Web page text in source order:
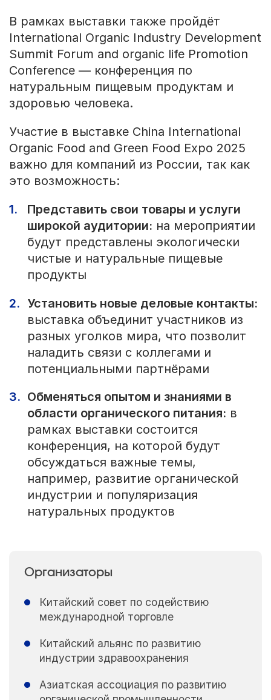
В рамках выставки также пройдёт
International Organic Industry Development
Summit Forum and organic life Promotion
Conference — конференция по
натуральным пищевым продуктам и
здоровью человека.
Участие в выставке China International
Organic Food and Green Food Expo 2025
важно для компаний из России, так как
это возможность:
Представить свои товары и услуги
широкой аудитории: на мероприятии
будут представлены экологически
чистые и натуральные пищевые
продукты
Установить новые деловые контакты:
выставка объединит участников из
разных уголков мира, что позволит
наладить связи с коллегами и
потенциальными партнёрами
Обменяться опытом и знаниями в
области органического питания: в
рамках выставки состоится
конференция, на которой будут
обсуждаться важные темы,
например, развитие органической
индустрии и популяризация
натуральных продуктов
Организаторы
Китайский совет по содействию
международной торговле
Китайский альянс по развитию
индустрии здравоохранения
Азиатская ассоциация по развитию